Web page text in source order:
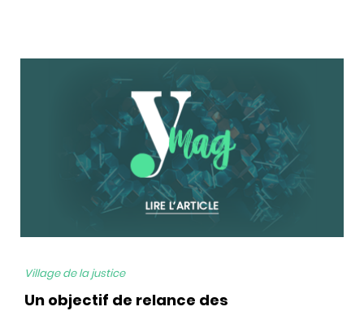
Village de la justice
Un objectif de relance des